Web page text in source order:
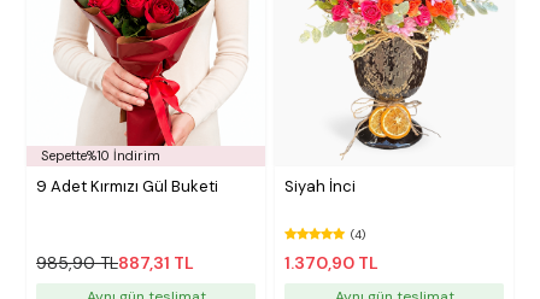
Sepette%10 İndirim
9 Adet Kırmızı Gül Buketi
985,90 TL887,31 TL
Siyah İnci
(4)
1.370,90 TL